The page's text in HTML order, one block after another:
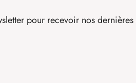
pour recevoir nos